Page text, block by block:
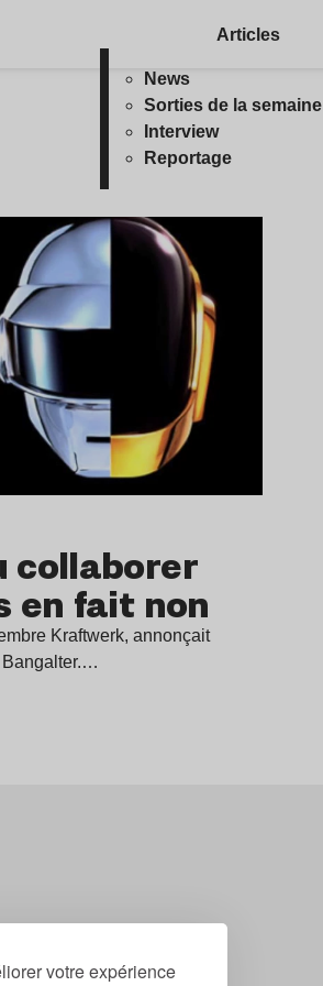
votre expérience
Articles
News
Sorties de la semaine
Interview
Reportage
collaborer
en fait non
Kraftwerk, annonçait
Bangalter.…